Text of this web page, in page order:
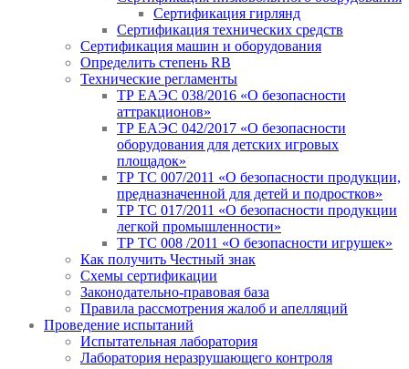
Сертификация гирлянд
Сертификация технических средств
Сертификация машин и оборудования
Определить степень RB
Технические регламенты
ТР ЕАЭС 038/2016 «О безопасности
аттракционов»
ТР ЕАЭС 042/2017 «О безопасности
оборудования для детских игровых
площадок»
ТР ТС 007/2011 «О безопасности продукции,
предназначенной для детей и подростков»
ТР ТС 017/2011 «О безопасности продукции
легкой промышленности»
ТР ТС 008 /2011 «О безопасности игрушек»
Как получить Честный знак
Схемы сертификации
Законодательно-правовая база
Правила рассмотрения жалоб и апелляций
Проведение испытаний
Испытательная лаборатория
Лаборатория неразрушающего контроля